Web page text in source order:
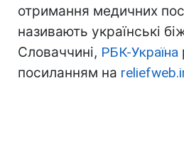
отримання медичних
називають українські
Словаччині, РБК-Україна
посиланням на